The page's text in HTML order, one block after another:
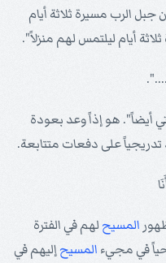
جبل الرب مسيرة ثلاثة أيام
أيام ليلتمس لهم منزلاً".
أيضاً". هو إذاً وعد بعودة
تدريجياً على دفعات متتابعة.
المسيح لهم في الفترة
في مجيء المسيحإليهم في